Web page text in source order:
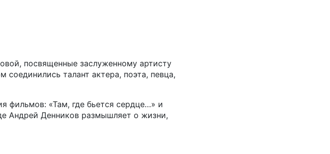
посвященные заслуженному артисту
талант актера, поэта, певца,
фильмов: «Там, где бьется сердце…» и
Андрей Денников размышляет о жизни,